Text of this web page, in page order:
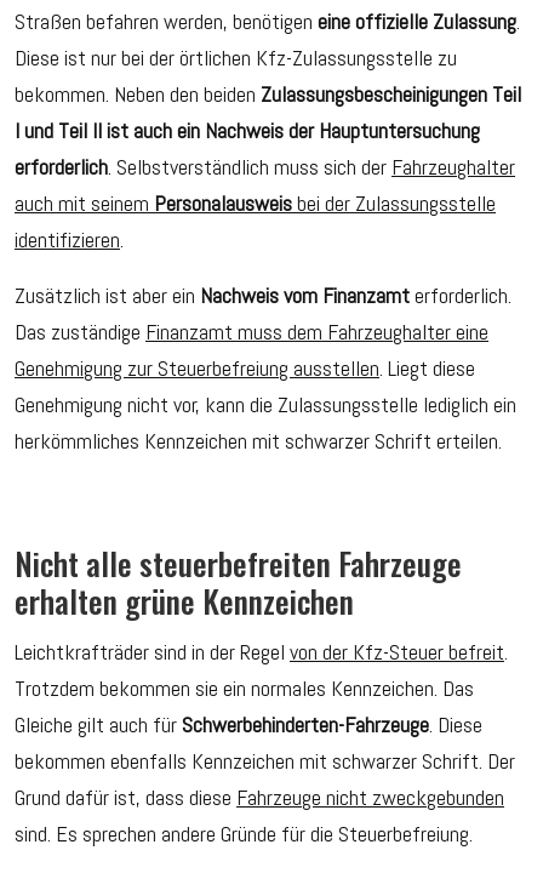
Straßen befahren werden, benötigen eine offizielle Zulassung.
Diese ist nur bei der örtlichen Kfz-Zulassungsstelle zu
bekommen. Neben den beiden Zulassungsbescheinigungen Teil
I und Teil II ist auch ein Nachweis der Hauptuntersuchung
erforderlich. Selbstverständlich muss sich der Fahrzeughalter
auch mit seinem Personalausweisbei der Zulassungsstelle
identifizieren.
Zusätzlich ist aber ein Nachweis vom Finanzamterforderlich.
Das zuständige Finanzamt muss dem Fahrzeughalter eine
Genehmigung zur Steuerbefreiung ausstellen. Liegt diese
Genehmigung nicht vor, kann die Zulassungsstelle lediglich ein
herkömmliches Kennzeichen mit schwarzer Schrift erteilen.
Nicht alle steuerbefreiten Fahrzeuge
erhalten grüne Kennzeichen
Leichtkrafträder sind in der Regel von der Kfz-Steuer befreit
Trotzdem bekommen sie ein normales Kennzeichen. Das
Gleiche gilt auch fürSchwerbehinderten-Fahrzeuge . Diese
bekommen ebenfalls Kennzeichen mit schwarzer Schrift. Der
Grund dafür ist, dass diese Fahrzeuge nicht zweckgebunden
sind. Es sprechen andere Gründe für die Steuerbefreiung.